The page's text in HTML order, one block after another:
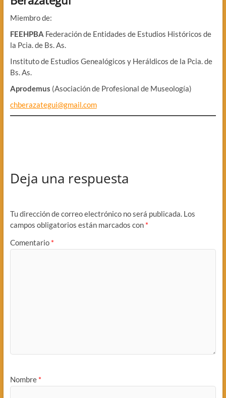
Miembro de:
FEEHPBA Federación de Entidades de Estudios Históricos de
la Pcia. de Bs. As.
Instituto de Estudios Genealógicos y Heráldicos de la Pcia. de
Bs. As.
Aprodemus (Asociación de Profesional de Museología)
chberazategui@gmail.com
Deja una respuesta
Tu dirección de correo electrónico no será publicada. Los
campos obligatorios están marcados con *
Comentario *
Nombre *